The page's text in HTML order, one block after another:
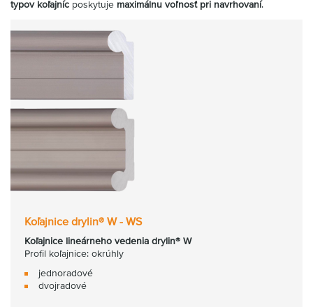
typov koľajníc poskytuje maximálnu voľnosť pri navrhovaní.
Koľajnice drylin® W - WS
Koľajnice lineárneho vedenia drylin® W
Profil koľajnice: okrúhly
jednoradové
dvojradové